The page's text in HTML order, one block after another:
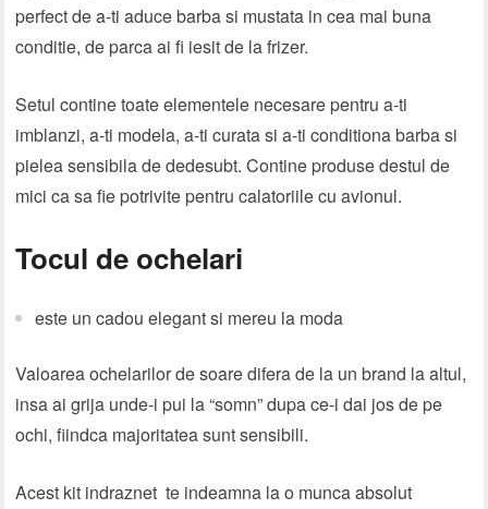
perfect de a-ti aduce barba si mustata in cea mai buna
conditie, de parca ai fi iesit de la frizer.
Setul contine toate elementele necesare pentru a-ti
imblanzi, a-ti modela, a-ti curata si a-ti conditiona barba si
pielea sensibila de dedesubt. Contine produse destul de
mici ca sa fie potrivite pentru calatoriile cu avionul.
Tocul de ochelari
este un cadou elegant si mereu la moda
Valoarea ochelarilor de soare difera de la un brand la altul,
insa ai grija unde-i pui la “somn” dupa ce-i dai jos de pe
ochi, fiindca majoritatea sunt sensibili.
Acest kit indraznet te indeamna la o munca absolut